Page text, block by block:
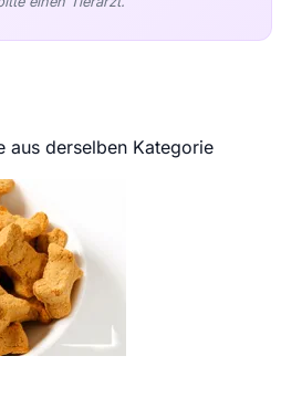
aus derselben Kategorie